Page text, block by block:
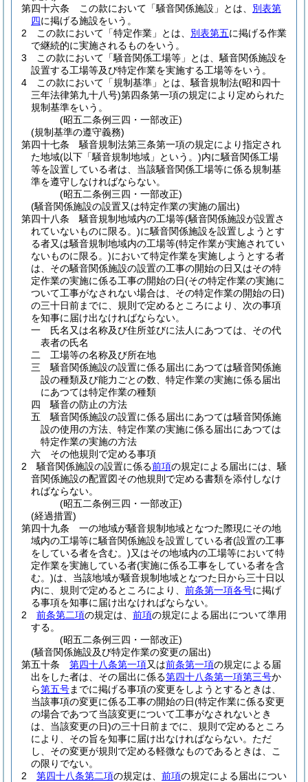
第四十六条
この款において「騒音関係施設」とは、 別表第
四に掲げる施設をいう。
2
この款において「特定作業」とは、 別表第五に掲げる作業
で継続的に実施されるものをいう。
3
この款において「騒音関係工場等」とは、騒音関係施設を
設置する工場等及び特定作業を実施する工場等をいう。
4
この款において「規制基準」とは、騒音規制法(昭和四十
三年法律第九十八号)第四条第一項の規定により定められた
規制基準をいう。
(昭五二条例三四・一部改正)
(規制基準の遵守義務)
第四十七条
騒音規制法第三条第一項の規定により指定され
た地域(以下「騒音規制地域」という。)内に騒音関係工場
等を設置している者は、当該騒音関係工場等に係る規制基
準を遵守しなければならない。
(昭五二条例三四・一部改正)
(騒音関係施設の設置又は特定作業の実施の届出)
第四十八条
騒音規制地域内の工場等(騒音関係施設が設置さ
れていないものに限る。)に騒音関係施設を設置しようとす
る者又は騒音規制地域内の工場等(特定作業が実施されてい
ないものに限る。)において特定作業を実施しようとする者
は、その騒音関係施設の設置の工事の開始の日又はその特
定作業の実施に係る工事の開始の日(その特定作業の実施に
ついて工事がなされない場合は、その特定作業の開始の日)
の三十日前までに、規則で定めるところにより、次の事項
を知事に届け出なければならない。
一
氏名又は名称及び住所並びに法人にあつては、その代
表者の氏名
二
工場等の名称及び所在地
三
騒音関係施設の設置に係る届出にあつては騒音関係施
設の種類及び能力ごとの数、特定作業の実施に係る届出
にあつては特定作業の種類
四
騒音の防止の方法
五
騒音関係施設の設置に係る届出にあつては騒音関係施
設の使用の方法、特定作業の実施に係る届出にあつては
特定作業の実施の方法
六
その他規則で定める事項
2
騒音関係施設の設置に係る前項の規定による届出には、騒
音関係施設の配置図その他規則で定める書類を添付しなけ
ればならない。
(昭五二条例三四・一部改正)
(経過措置)
第四十九条
一の地域が騒音規制地域となつた際現にその地
域内の工場等に騒音関係施設を設置している者(設置の工事
をしている者を含む。)又はその地域内の工場等において特
定作業を実施している者(実施に係る工事をしている者を含
む。)は、当該地域が騒音規制地域となつた日から三十日以
内に、規則で定めるところにより、 前条第一項各号に掲げ
る事項を知事に届け出なければならない。
2
前条第二項の規定は、 前項の規定による届出について準用
する。
(昭五二条例三四・一部改正)
(騒音関係施設及び特定作業の変更の届出)
第五十条
第四十八条第一項又は前条第一項の規定による届
出をした者は、その届出に係る第四十八条第一項第三号か
ら第五号までに掲げる事項の変更をしようとするときは、
当該事項の変更に係る工事の開始の日(特定作業に係る変更
の場合であつて当該変更について工事がなされないとき
は、当該変更の日)の三十日前までに、規則で定めるところ
により、その旨を知事に届け出なければならない。 ただ
し、その変更が規則で定める軽微なものであるときは、こ
の限りでない。
2
第四十八条第二項の規定は、 前項の規定による届出につい